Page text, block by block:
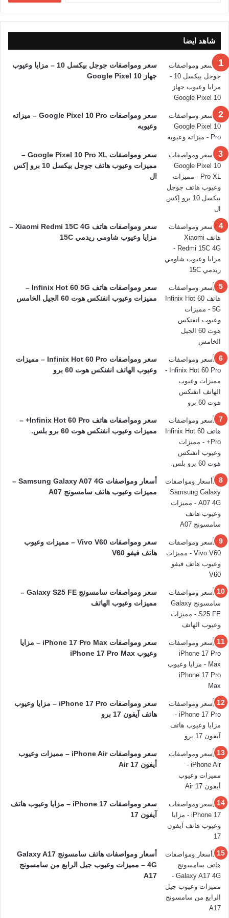
شاهد ايضا
سعر ومواصفات جوجل بيكسل 10 – مزايا وعيوب
جهاز Google Pixel 10
سعر ومواصفات Google Pixel 10 Pro – ميزاته
وعيوبه
سعر ومواصفات Google Pixel 10 Pro XL –
مميزات وعيوب هاتف جوجل بيكسل 10 برو إكس
ال
سعر ومواصفات هاتف Xiaomi Redmi 15C 4G –
مزايا وعيوب شاومي ريدمي 15C
سعر ومواصفات هاتف Infinix Hot 60 5G –
مميزات وعيوب انفنكس هوت 60 الجيل الخامس
سعر ومواصفات Infinix Hot 60 Pro – مميزات
وعيوب الهاتف انفنكس هوت 60 برو
سعر ومواصفات هاتف Infinix Hot 60 Pro+ –
مميزات وعيوب انفنكس هوت 60 برو بلس.
أسعار ومواصفات Samsung Galaxy A07 4G –
مميزات وعيوب هاتف سامسونج A07
سعر ومواصفات Vivo V60 – مميزات وعيوب
هاتف فيفو V60
سعر ومواصفات سامسونج Galaxy S25 FE –
مميزات وعيوب الهاتف
سعر ومواصفات iPhone 17 Pro Max – مزايا
وعيوب iPhone 17 Pro Max
سعر ومواصفات iPhone 17 Pro – مزايا وعيوب
هاتف آيفون 17 برو
سعر ومواصفات iPhone Air – مميزات وعيوب
أيفون 17 Air
سعر ومواصفات iPhone 17 – مزايا وعيوب هاتف
آيفون 17
أسعار ومواصفات هاتف سامسونج Galaxy A17
4G – مميزات وعيوب جيل الرابع من سامسونج
A17